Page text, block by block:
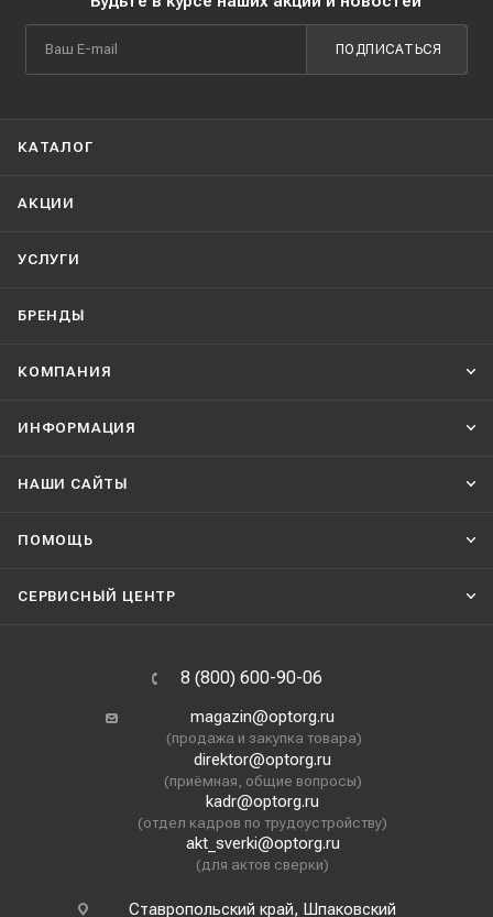
ПОДПИСАТЬСЯ
КАТАЛОГ
АКЦИИ
УСЛУГИ
БРЕНДЫ
КОМПАНИЯ
ИНФОРМАЦИЯ
НАШИ CАЙТЫ
ПОМОЩЬ
СЕРВИСНЫЙ ЦЕНТР
8 (800) 600-90-06
magazin@optorg.ru
(продажа и закупка товара)
direktor@optorg.ru
(приёмная, общие вопросы)
kadr@optorg.ru
(отдел кадров по трудоустройству)
akt_sverki@optorg.ru
(для актов сверки)
Ставропольский край, Шпаковский